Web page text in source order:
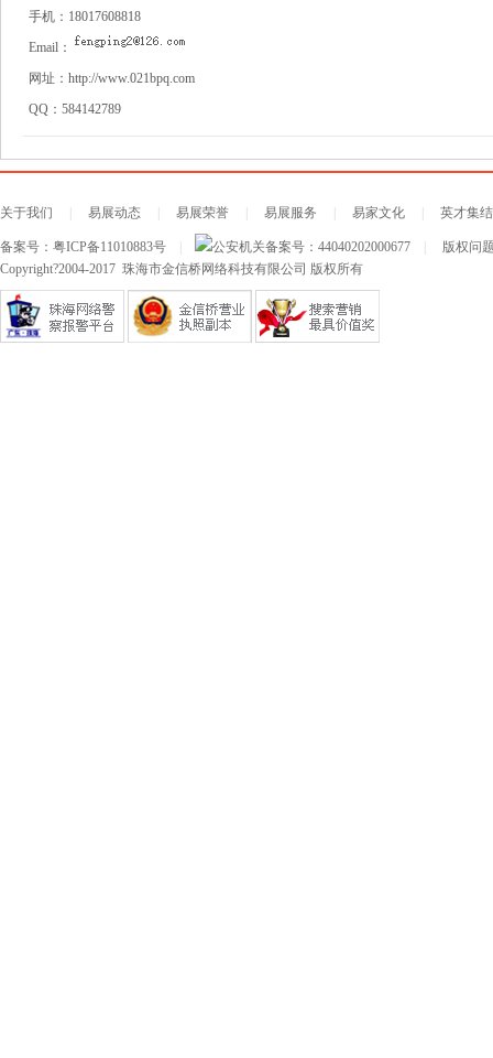
手机： 18017608818
Email：
网址： http://www.021bpq.com
QQ： 584142789
关于我们 易展动态 易展荣誉 易展服务 易家文化 英才集
备案号： 粤ICP备11010883号 公安机关备案号： 44040202000677
版权问
Copyright?2004-2017 珠海市金信桥网络科技有限公司 版权所有